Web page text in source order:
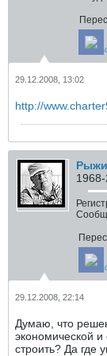
29.12.2008, 13:02
http://
29.12.2008, 22:14
Думаю, что
экономической и
строить? Да где